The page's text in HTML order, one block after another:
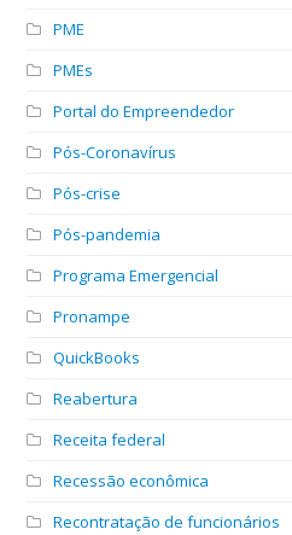
PME
PMEs
Portal do Empreendedor
Pós-Coronavírus
Pós-crise
Pós-pandemia
Programa Emergencial
Pronampe
QuickBooks
Reabertura
Receita federal
Recessão econômica
Recontratação de funcionários